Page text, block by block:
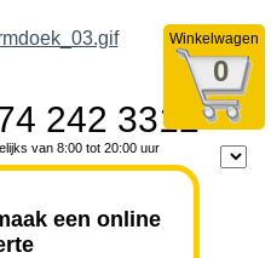
Winkelwagen
0
242 3312
van 8:00 tot 20:00 uur
een online